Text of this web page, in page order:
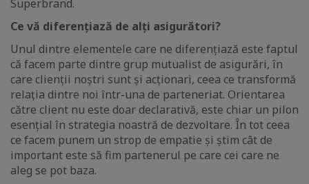
Superbrand.
Ce vă diferențiază de alți asigurători?
Unul dintre elementele care ne diferențiază este faptul
că facem parte dintre grup mutualist de asigurări, în
care clienții noștri sunt și acționari, ceea ce transformă
relația dintre noi într-una de parteneriat. Orientarea
către client nu este doar declarativă, este chiar un pilon
esențial în strategia noastră de dezvoltare. În tot ceea
ce facem punem un strop de empatie și știm cât de
important este să fim partenerul pe care cei care ne
aleg se pot baza.